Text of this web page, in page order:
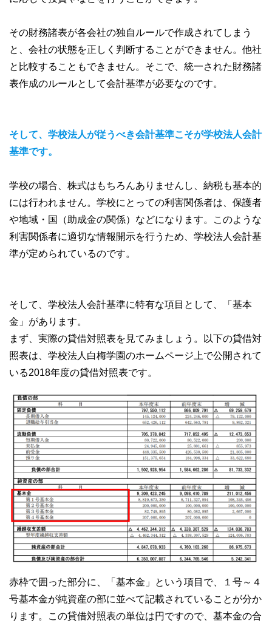
その財務諸表が各会社の独自ルールで作成されてしまう
と、会社の状態を正しく判断することができません。他社
と比較することもできません。そこで、統一された財務諸
表作成のルールとして会計基準が必要なのです。
そして、学校法人が従うべき会計基準こそが学校法人会計
基準です。
学校の場合、株式はもちろんありませんし、納税も基本的
には行われません。学校にとっての利害関係者は、保護者
や地域・国（助成金の関係）などになります。このような
利害関係者に適切な情報開示を行うため、学校法人会計基
準が定められているのです。
そして、学校法人会計基準に特有な項目として、「基本
金」があります。
まず、実際の貸借対照表を見てみましょう。以下の貸借対
照表は、学校法人白梅学園のホームページ上で公開されて
いる2018年度の貸借対照表です。
赤枠で囲った部分に、「基本金」という項目で、１号～４
号基本金が純資産の部に並べて記載されていることが分か
ります。この貸借対照表の単位は円ですので、基本金の合